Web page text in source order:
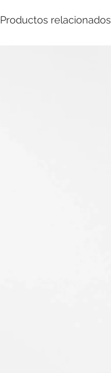
Productos relacionados